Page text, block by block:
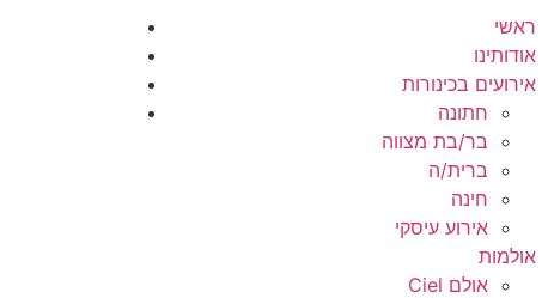
ראשי
אודותינו
אירועים בכינורות
חתונה
בר/בת מצווה
ברית/ה
חינה
אירוע עיסקי
אולמות
אולם Ciel